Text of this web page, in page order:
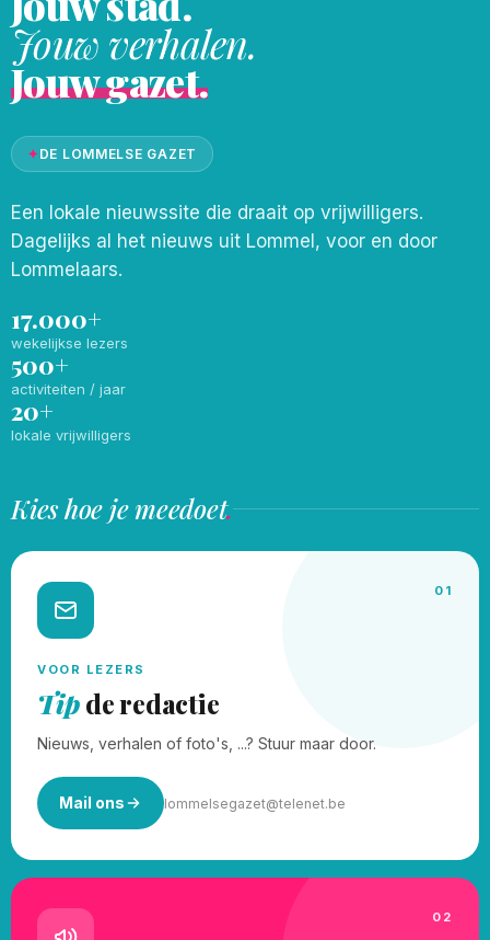
Jouw verhalen.
Jouw gazet.
✦DE LOMMELSE GAZET
Een lokale nieuwssite die draait op vrijwilligers.
Dagelijks al het nieuws uit Lommel, voor en door
Lommelaars.
17.000+
wekelijkse lezers
500+
activiteiten / jaar
20+
lokale vrijwilligers
Kies hoe je meedoet.
01
VOOR LEZERS
Tipde redactie
Nieuws, verhalen of foto's, ...? Stuur maar door.
Mail ons lommelsegazet@telenet.be
02